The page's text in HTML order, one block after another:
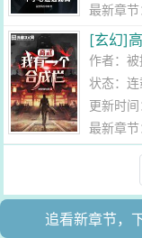
最新章
[玄幻]
作者：被
状态：连
更新时
最新章
追看新章节，